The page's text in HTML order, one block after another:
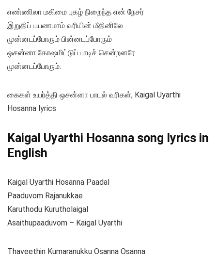
எண்ணிலா மகிமை புகழ் நிறைந்த என் நேசர்
இறுதிப் பயணமாம் வரியின் மீதினிலே
முன்னடப்போரும் பின்னடப்போரும்
ஒசன்னா கோஷமிட்டுப் பாடிச் சென்றனரே
முன்னடப்போரும்.
கைகள் உயர்த்தி ஒசன்னா பாடல் வரிகள், Kaigal Uyarthi
Hosanna lyrics
Kaigal Uyarthi Hosanna song lyrics in
English
Kaigal Uyarthi Hosanna Paadal
Paaduvom Rajanukkae
Karuthodu Kurutholaigal
Asaithupaaduvom – Kaigal Uyarthi
Thaveethin Kumaranukku Osanna Osanna